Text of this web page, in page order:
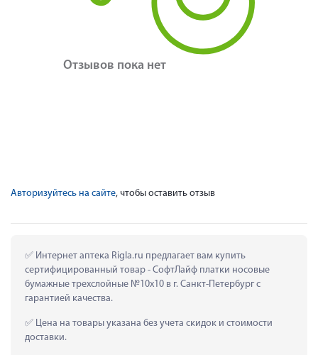
Отзывов пока нет
Авторизуйтесь на сайте, чтобы оставить отзыв
Интернет аптека Rigla.ru предлагает вам купить
сертифицированный товар - СофтЛайф платки носовые
бумажные трехслойные №10х10 в г. Санкт-Петербург с
гарантией качества.
Цена на товары указана без учета скидок и стоимости
доставки.